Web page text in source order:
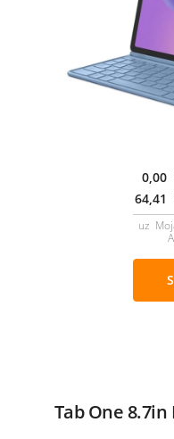
0,00
64,41
uz
Tab One 8.7in